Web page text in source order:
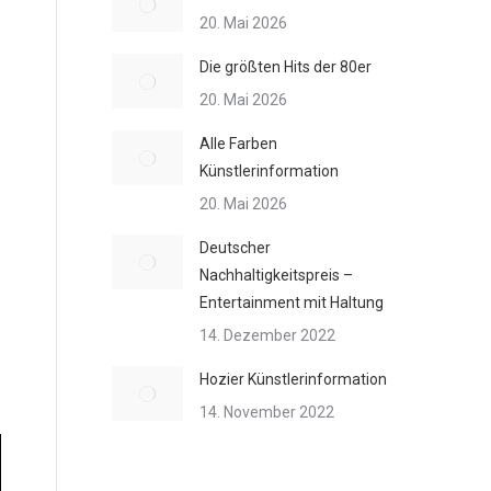
20. Mai 2026
Die größten Hits der 80er
20. Mai 2026
Alle Farben
Künstlerinformation
20. Mai 2026
Deutscher
Nachhaltigkeitspreis –
Entertainment mit Haltung
14. Dezember 2022
Hozier Künstlerinformation
14. November 2022